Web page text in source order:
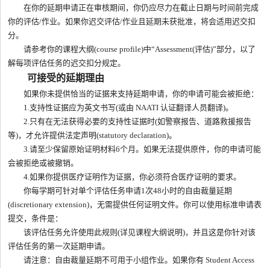
在你的延期申请正在审核期间，你仍应尽力在截止日期与时间前完成
你的评估/作业。如果你迟交评估/作业且延期未获批准，将会适用迟交扣
分。
请参考你的课程大纲(course profile)中“Assessment(评估)”部分，以了
解每项评估任务的迟交扣分规定。
可接受的延期理由
如果你未提供恰当的证据来支持延期申请，你的申请可能会被拒绝：
1.支持性证据应为英文书写(或由 NAATI 认证翻译人员翻译)。
2.只有在无法获得必要的支持性证据时(如警察报告、道路救援报告
等)，才允许提供法定声明(statutory declaration)。
3.请至少保留原始证明材料6个月。如果无法提供原件，你的申请可能
会被拒绝或被撤销。
4.如果你提供医疗证明作为证据，你必须符合医疗证明的要求。
你每学期可针对单个评估任务申请1次48小时的自由裁量延期
(discretionary extension)，无需提供任何证明文件。你可以使用标准申请表
提交，条件是：
该评估任务允许使用此规则(详见课程大纲说明)，并且这是你针对该
评估任务的第一次延期申请。
请注意：自由裁量延期不可用于小组作业。如果你有 Student Access